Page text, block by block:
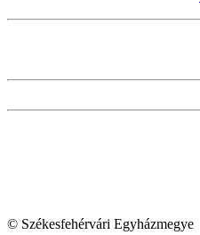
© Székesfehérvári Egyházmegye